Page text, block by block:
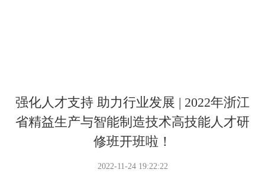
强化人才支持 助力行业发展 | 2022年浙江
省精益生产与智能制造技术高技能人才研
修班开班啦！
2022-11-24 19:22:22